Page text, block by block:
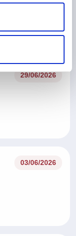
29/06/2026
03/06/2026